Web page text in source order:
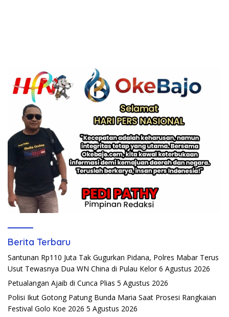
Berita Terbaru
Santunan Rp110 Juta Tak Gugurkan Pidana, Polres Mabar Terus
Usut Tewasnya Dua WN China di Pulau Kelor 6 Agustus 2026
Petualangan Ajaib di Cunca Plias 5 Agustus 2026
Polisi Ikut Gotong Patung Bunda Maria Saat Prosesi Rangkaian
Festival Golo Koe 2026 5 Agustus 2026